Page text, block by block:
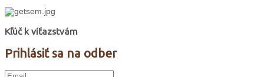
Kľúč k víťazstvám
Prihlásiť sa na odber